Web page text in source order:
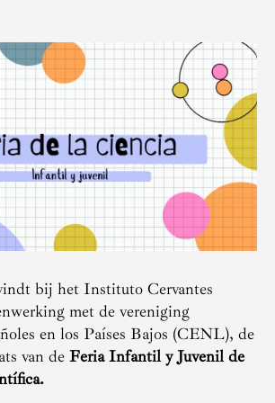
bij het Instituto Cervantes
met de vereniging
en los Países Bajos (CENL), de
van de Feria Infantil y Juvenil de